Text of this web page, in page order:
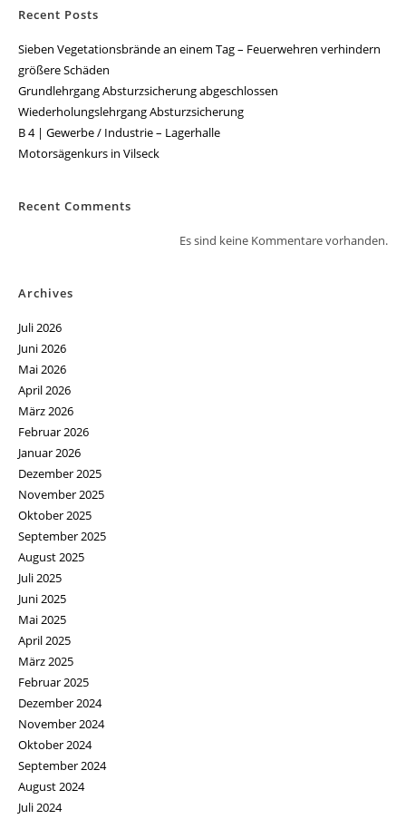
Recent Posts
Sieben Vegetationsbrände an einem Tag – Feuerwehren verhindern
größere Schäden
Grundlehrgang Absturzsicherung abgeschlossen
Wiederholungslehrgang Absturzsicherung
B 4 | Gewerbe / Industrie – Lagerhalle
Motorsägenkurs in Vilseck
Recent Comments
Es sind keine Kommentare vorhanden.
Archives
Juli 2026
Juni 2026
Mai 2026
April 2026
März 2026
Februar 2026
Januar 2026
Dezember 2025
November 2025
Oktober 2025
September 2025
August 2025
Juli 2025
Juni 2025
Mai 2025
April 2025
März 2025
Februar 2025
Dezember 2024
November 2024
Oktober 2024
September 2024
August 2024
Juli 2024